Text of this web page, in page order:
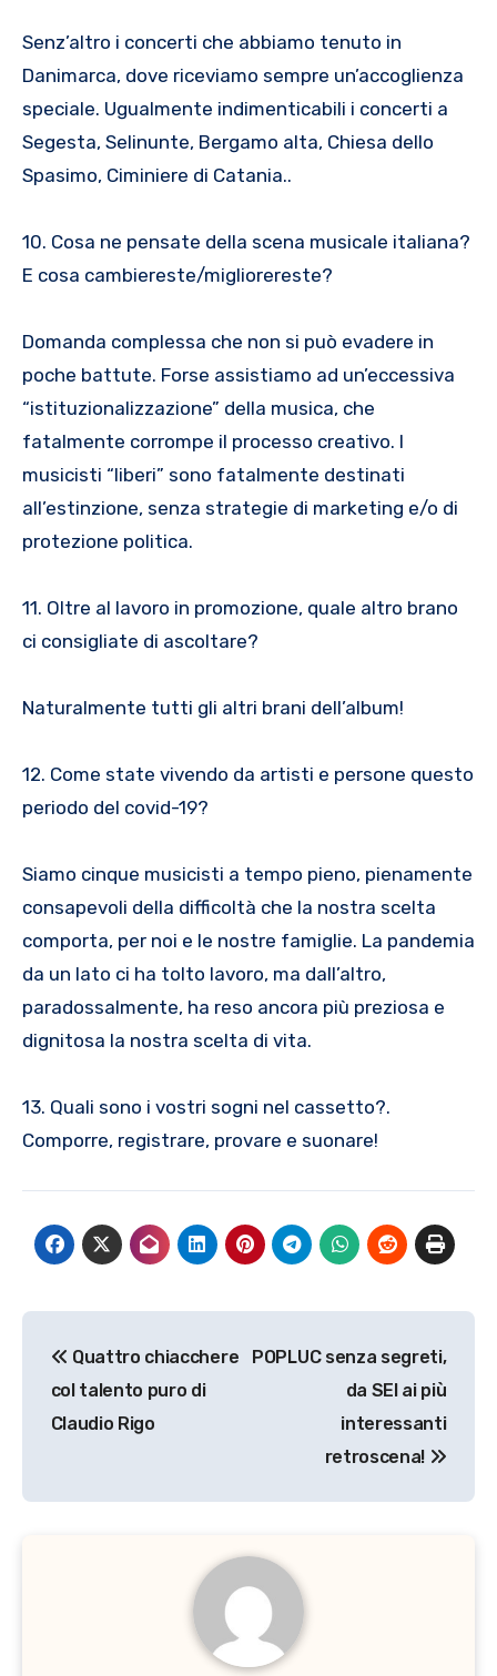
Senz’altro i concerti che abbiamo tenuto in
Danimarca, dove riceviamo sempre un’accoglienza
speciale. Ugualmente indimenticabili i concerti a
Segesta, Selinunte, Bergamo alta, Chiesa dello
Spasimo, Ciminiere di Catania..
10. Cosa ne pensate della scena musicale italiana?
E cosa cambiereste/migliorereste?
Domanda complessa che non si può evadere in
poche battute. Forse assistiamo ad un’eccessiva
“istituzionalizzazione” della musica, che
fatalmente corrompe il processo creativo. I
musicisti “liberi” sono fatalmente destinati
all’estinzione, senza strategie di marketing e/o di
protezione politica.
11. Oltre al lavoro in promozione, quale altro brano
ci consigliate di ascoltare?
Naturalmente tutti gli altri brani dell’album!
12. Come state vivendo da artisti e persone questo
periodo del covid-19?
Siamo cinque musicisti a tempo pieno, pienamente
consapevoli della difficoltà che la nostra scelta
comporta, per noi e le nostre famiglie. La pandemia
da un lato ci ha tolto lavoro, ma dall’altro,
paradossalmente, ha reso ancora più preziosa e
dignitosa la nostra scelta di vita.
13. Quali sono i vostri sogni nel cassetto?.
Comporre, registrare, provare e suonare!
articoli
Quattro chiacchere
col talento puro di
Claudio Rigo
POPLUC senza segreti,
da SEI ai più
interessanti
retroscena!